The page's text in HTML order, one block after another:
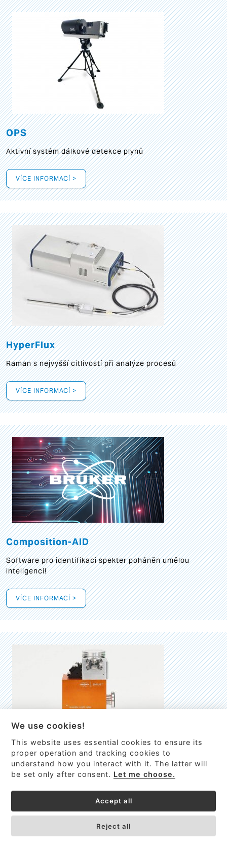
OPS
Aktivní systém dálkové detekce plynů
VÍCE INFORMACÍ >
HyperFlux
Raman s nejvyšší citlivostí při analýze procesů
VÍCE INFORMACÍ >
Composition-AID
Software pro identifikaci spekter poháněn umělou
inteligencí!
VÍCE INFORMACÍ >
EMILIE
První nano-elektro-mechanický (NEMS) FTIR analyzátor
We use cookies!
This website uses essential cookies to ensure its
proper operation and tracking cookies to
understand how you interact with it. The latter will
be set only after consent. Let me choose.
Accept all
Reject all